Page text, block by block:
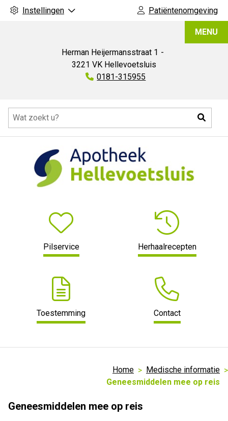
Instellingen Patiëntenomgeving
Herman Heijermansstraat 1
3221 VK Hellevoetsluis
Tel:
0181-315955
MENU
Pilservice Herhaalrecepten
Toestemming Contact
Home
Medische informatie
Geneesmiddelen mee op reis
Geneesmiddelen mee op reis